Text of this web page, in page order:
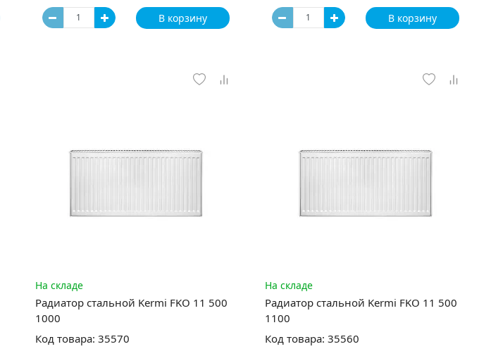
В корзину В корзину
На складе
Радиатор стальной Kermi FKO 11 500
1000
Код товара: 35570
На складе
Радиатор стальной Kermi FKO 11 500
1100
Код товара: 35560